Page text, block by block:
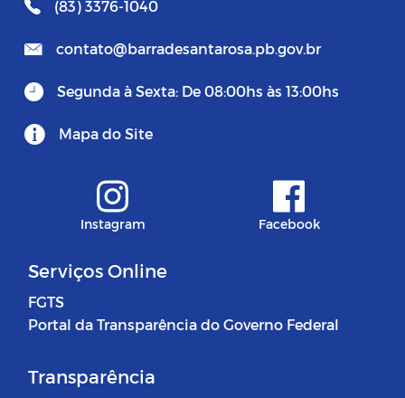
(83) 3376-1040
contato@barradesantarosa.pb.gov.br
Segunda à Sexta: De 08:00hs às 13:00hs
Mapa do Site
Instagram Facebook
Serviços Online
FGTS
Portal da Transparência do Governo Federal
Transparência